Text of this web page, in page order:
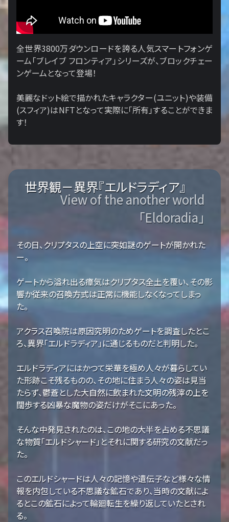
全世界3800万ダウンロードを誇る人気スマートフォンゲ
ーム「ブレイブ フロンティア」シリーズが、ブロックチェー
ンゲームとなって登場！
美麗なドット絵で描かれたキャラクター(ユニット)や装備
(スフィア)はNFTとなって実際に「所有」することができま
す！
世界観－異界『エルドラディア』
View of the another world
「Eldoradia」
その日、クリプタスの上空に突如謎のゲートが開かれた
ー。
ゲートから溢れ出る瘴気はクリプタス全土を覆い、その影
響か従来の召喚方式は正常に機能しなくなってしまっ
た。
アクラス召喚院は原因究明のためゲートを調査したとこ
ろ、異界「エルドラディア」に通じるものだと判明した。
エルドラディアにはかつて栄華を極め人々が暮らしてい
た形跡こそ残るものの、その地に住まう人々の姿は見当
たらず、鬱蒼とした大自然に飲まれた文明の残滓の上を
闊歩する凶暴な魔物の姿だけがそこにあった。
そんな中発見されたのは、この地の大半を占める不思議
な物質「エルドシャード」とそれに関する研究の文献だっ
た。
このエルドシャードは人々の記憶や遺伝子など様々な情
報を内包している不思議な鉱石であり、当時の文献によ
るとこの鉱石によって輪廻転生を繰り返していたとされ
る。